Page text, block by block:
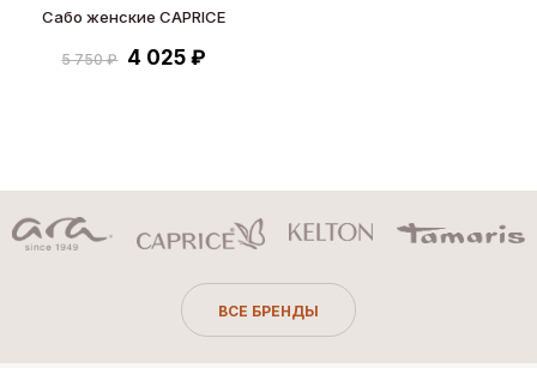
Сабо женские CAPRICE
5 750 ₽ 4 025 ₽
ВСЕ БРЕНДЫ